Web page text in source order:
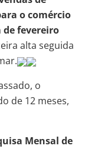
o comércio
de fevereiro
alta seguida
o
de 12 meses,
Mensal de